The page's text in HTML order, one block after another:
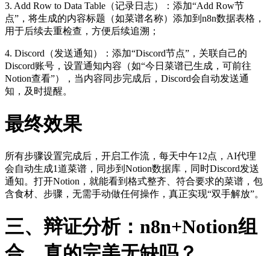
3. Add Row to Data Table（记录日志）：添加“Add Row节
点”，将生成的内容标题（如菜谱名称）添加到n8n数据表格，
用于后续去重检查，方便后续追溯；
4. Discord（发送通知）：添加“Discord节点”，关联自己的
Discord账号，设置通知内容（如“今日菜谱已生成，可前往
Notion查看”），当内容同步完成后，Discord会自动发送通
知，及时提醒。
最终效果
所有步骤设置完成后，开启工作流，每天中午12点，AI代理
会自动生成1道菜谱，同步到Notion数据库，同时Discord发送
通知。打开Notion，就能看到格式整齐、符合要求的菜谱，包
含食材、步骤，无需手动做任何操作，真正实现“双手解放”。
三、辩证分析：n8n+Notion组